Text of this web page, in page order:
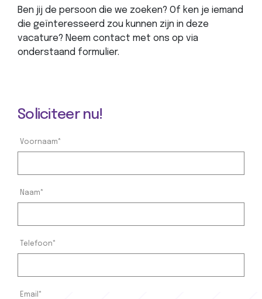
Ben jij de persoon die we zoeken? Of ken je iemand
die geïnteresseerd zou kunnen zijn in deze
vacature? Neem contact met ons op via
onderstaand formulier.
Soliciteer nu!
Voornaam*
Naam*
Telefoon*
Email*